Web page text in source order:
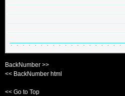
BackNumber >>
<< BackNumber html
<< Go to Top